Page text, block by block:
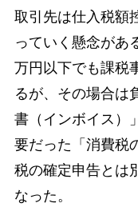
取引先は仕入税額
っていく懸念があ
万円以下でも課税
るが、その場合は
書（インボイス）
要だった「消費税
税の確定申告とは
なった。